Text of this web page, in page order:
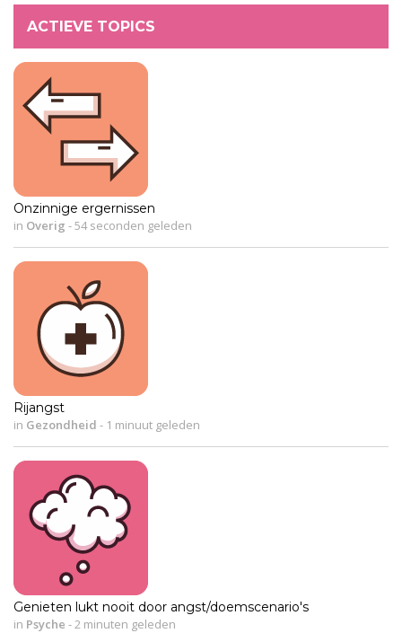
ACTIEVE TOPICS
Onzinnige ergernissen
in Overig -54 seconden geleden
Rijangst
in Gezondheid - 1 minuut geleden
Genieten lukt nooit door angst/doemscenario's
in Psyche -2 minuten geleden